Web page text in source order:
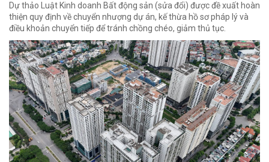
Dự thảo Luật Kinh doanh Bất động sản (sửa đổi) được đề xuất hoàn
thiện quy định về chuyển nhượng dự án, kế thừa hồ sơ pháp lý và
điều khoản chuyển tiếp để tránh chồng chéo, giảm thủ tục.